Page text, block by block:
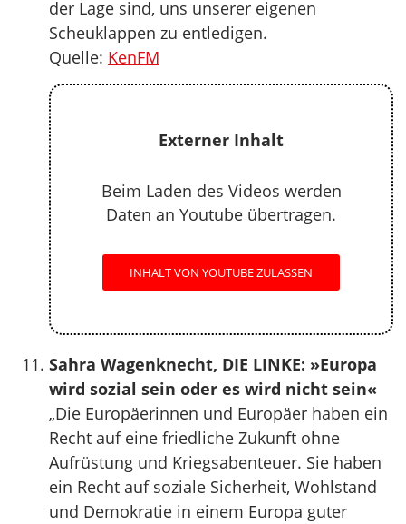
der Lage sind, uns unserer eigenen
Scheuklappen zu entledigen.
Quelle: KenFM
Externer Inhalt
Beim Laden des Videos werden
Daten an Youtube übertragen.
INHALT VON YOUTUBE ZULASSEN
Sahra Wagenknecht, DIE LINKE: »Europa
wird sozial sein oder es wird nicht sein«
„Die Europäerinnen und Europäer haben ein
Recht auf eine friedliche Zukunft ohne
Aufrüstung und Kriegsabenteuer. Sie haben
ein Recht auf soziale Sicherheit, Wohlstand
und Demokratie in einem Europa guter